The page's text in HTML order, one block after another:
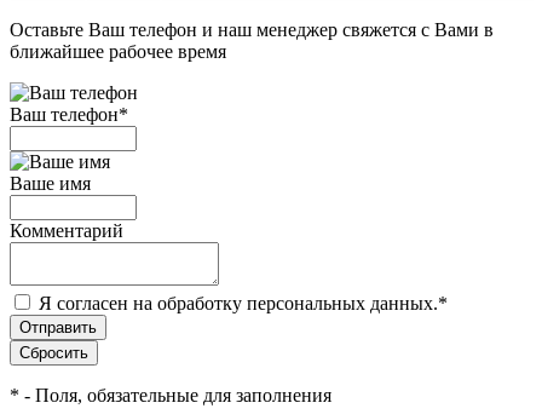
Оставьте Ваш телефон и наш менеджер свяжется с Вами в
ближайшее рабочее время
Ваш телефон*
Ваше имя
Комментарий
Я согласен на обработку персональных данных.*
* - Поля, обязательные для заполнения